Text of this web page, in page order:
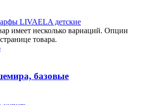
имеет несколько вариаций. Опции
товара.
базовые